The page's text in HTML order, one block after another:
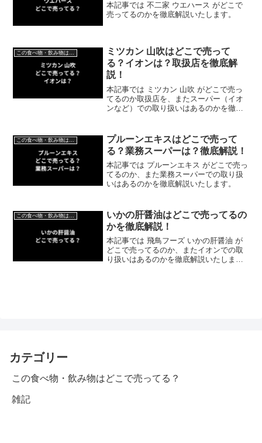
本記事では 不二家 ウエハース がどこで
売ってるのかを徹底解説いたします。
ミツカン 山吹はどこで売って
る？イオンは？取扱店を徹底解
説！
本記事では ミツカン 山吹 がどこで売っ
てるのか取扱店を、またスーパー（イオ
ンなど）での取り扱いはあるのかを徹底
プルーンエキスはどこで売って
る？業務スーパーは？徹底解説！
本記事では プルーンエキス がどこで売っ
てるのか、また業務スーパーでの取り扱
いはあるのかを徹底解説いたします。
この食べ物・飲み物はどこで売ってる？
いかの肝醤油はどこで売ってるの
かを徹底解説！
本記事では 飛鳥フーズ いかの肝醤油 が
どこで売ってるのか、またイオンでの取
り扱いはあるのかを徹底解説いたしま
カテゴリー
この食べ物・飲み物はどこで売ってる？
雑記